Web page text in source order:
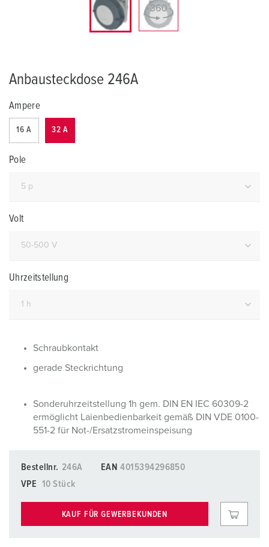
Anbausteckdose 246A
Ampere
16 A 32 A
Pole
Volt
Uhrzeitstellung
Schraubkontakt
gerade Steckrichtung
Sonderuhrzeitstellung 1h gem. DIN EN IEC 60309-2
ermöglicht Laienbedienbarkeit gemäß DIN VDE 0100-
551-2 für Not-/Ersatzstromeinspeisung
Bestellnr. 246A EAN 4015394296850
VPE
10 Stück
KAUF FÜR GEWERBEKUNDEN